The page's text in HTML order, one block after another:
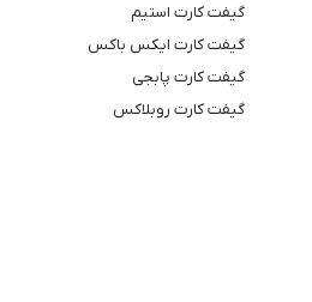
گیفت کارت استیم
گیفت کارت ایکس باکس
گیفت کارت پابجی
گیفت کارت روبلاکس